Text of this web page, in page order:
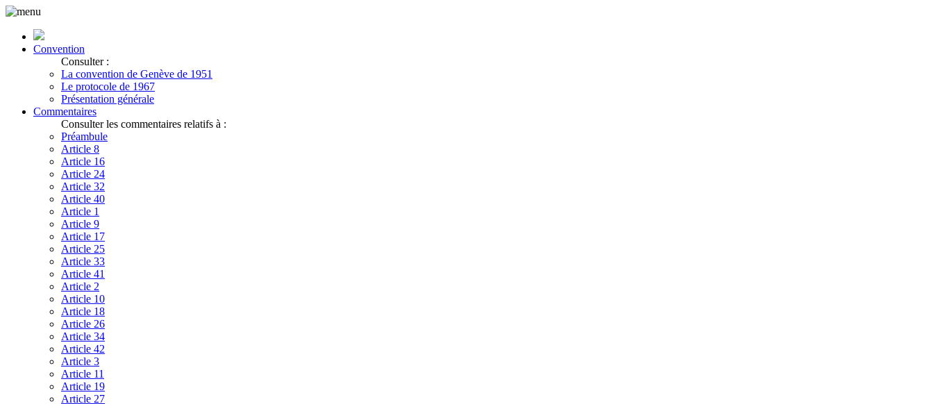
Convention
Consulter :
La convention de Genève de 1951
Le protocole de 1967
Présentation générale
Commentaires
Consulter les commentaires relatifs à :
Préambule
Article 8
Article 16
Article 24
Article 32
Article 40
Article 1
Article 9
Article 17
Article 25
Article 33
Article 41
Article 2
Article 10
Article 18
Article 26
Article 34
Article 42
Article 3
Article 11
Article 19
Article 27